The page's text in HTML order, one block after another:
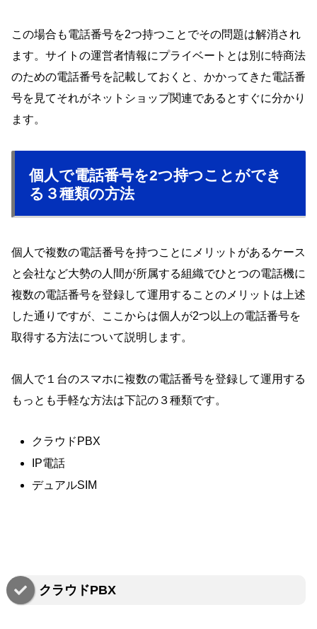
この場合も電話番号を2つ持つことでその問題は解消され
ます。サイトの運営者情報にプライベートとは別に特商法
のための電話番号を記載しておくと、かかってきた電話番
号を見てそれがネットショップ関連であるとすぐに分かり
ます。
個人で電話番号を2つ持つことができ
る３種類の方法
個人で複数の電話番号を持つことにメリットがあるケース
と会社など大勢の人間が所属する組織でひとつの電話機に
複数の電話番号を登録して運用することのメリットは上述
した通りですが、ここからは個人が2つ以上の電話番号を
取得する方法について説明します。
個人で１台のスマホに複数の電話番号を登録して運用する
もっとも手軽な方法は下記の３種類です。
クラウドPBX
IP電話
デュアルSIM
クラウドPBX